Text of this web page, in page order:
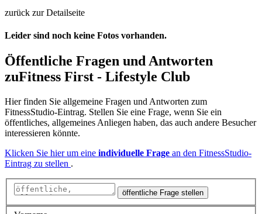
zurück zur Detailseite
Leider sind noch keine Fotos vorhanden.
Öffentliche Fragen und Antworten
zuFitness First - Lifestyle Club
Hier finden Sie allgemeine Fragen und Antworten zum
FitnessStudio-Eintrag. Stellen Sie eine Frage, wenn Sie ein
öffentliches, allgemeines Anliegen haben, das auch andere Besucher
interessieren könnte.
Klicken Sie hier um eine individuelle Frage an den FitnessStudio-
Eintrag zu stellen .
öffentliche Frage stellen